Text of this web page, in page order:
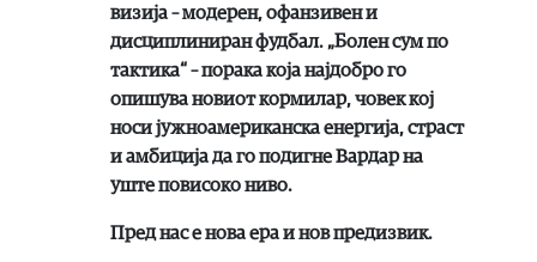
визија – модерен, офанзивен и
дисциплиниран фудбал. „Болен сум по
тактика“ – порака која најдобро го
опишува новиот кормилар, човек кој
носи јужноамериканска енергија, страст
и амбиција да го подигне Вардар на
уште повисоко ниво.
Пред нас е нова ера и нов предизвик.